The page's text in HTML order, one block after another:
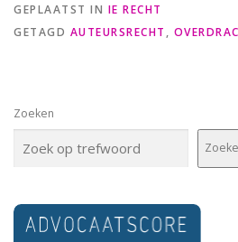
GEPLAATST IN IE RECHT
GETAGD AUTEURSRECHT ,
Zoeken